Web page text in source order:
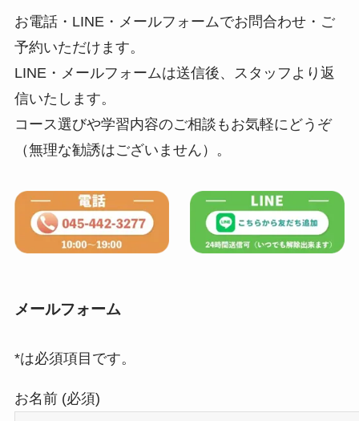
お電話・LINE・メールフォームでお問合わせ・ご
予約いただけます。
LINE・メールフォームは送信後、スタッフより返
信いたします。
コース選びや学習内容のご相談もお気軽にどうぞ
（無理な勧誘はございません）。
メールフォーム
*は必須項目です。
お名前 (必須)